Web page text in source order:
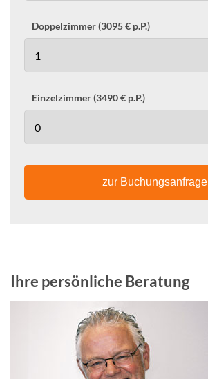
Doppelzimmer (3095 € p.P.)
Einzelzimmer (3490 € p.P.)
zur Buchungsanfrage
Ihre persönliche Beratung